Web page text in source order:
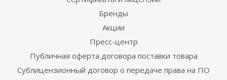
Бренды
Акции
Пресс-центр
Публичная оферта договора поставки товара
Сублицензионный договор о передаче права на ПО